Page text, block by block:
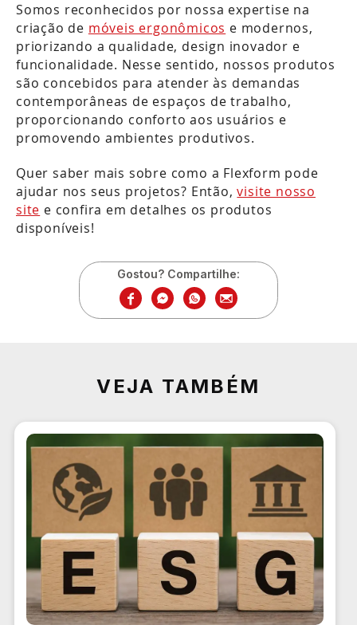
Somos reconhecidos por nossa expertise na
criação de móveis ergonômicos e modernos,
priorizando a qualidade, design inovador e
funcionalidade. Nesse sentido, nossos produtos
são concebidos para atender às demandas
contemporâneas de espaços de trabalho,
proporcionando conforto aos usuários e
promovendo ambientes produtivos.
Quer saber mais sobre como a Flexform pode
ajudar nos seus projetos? Então,visite nosso
site e confira em detalhes os produtos
disponíveis!
Gostou? Compartilhe:
VEJA TAMBÉM